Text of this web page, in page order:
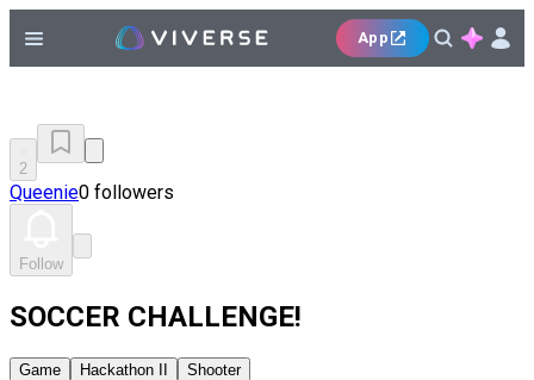
App
2
Queenie0 followers
Follow
SOCCER CHALLENGE!
Game Hackathon II Shooter